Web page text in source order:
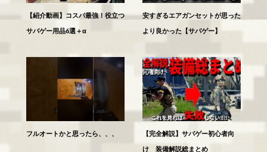
【紹介動画】コスパ最強！役立つ
サバゲー用品6選＋α
安すぎるエアガンセットが思った
より良かった【サバゲー】
フルオートかと思ったら、、、
【完全解説】サバゲー初心者向
け 装備解説総まとめ